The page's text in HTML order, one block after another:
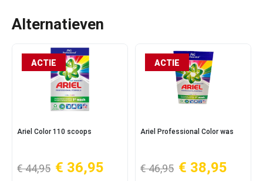
Alternatieven
ACTIE
Ariel Color 110 scoops
€ 44,95 € 36,95
ACTIE
Ariel Professional Color was
€ 46,95 € 38,95